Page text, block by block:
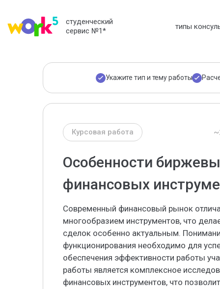
студенческий
сервис №1* типы
Укажите тип и тему работы
Курсовая работа
Особенности
финансовых
Современный финансовый рынок
многообразием инструментов, что
сделок особенно актуальным.
функционирования необходимо для
обеспечения эффективности работы
работы является комплексное
финансовых инструментов, что